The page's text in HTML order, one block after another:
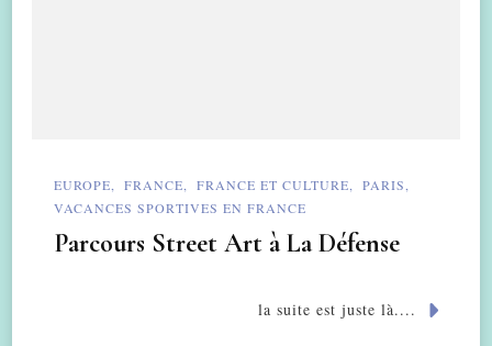
EUROPE FRANCE FRANCE ET CULTURE
PARIS
VACANCES SPORTIVES EN FRANCE
Parcours Street Art à La Défense
la suite est juste là....